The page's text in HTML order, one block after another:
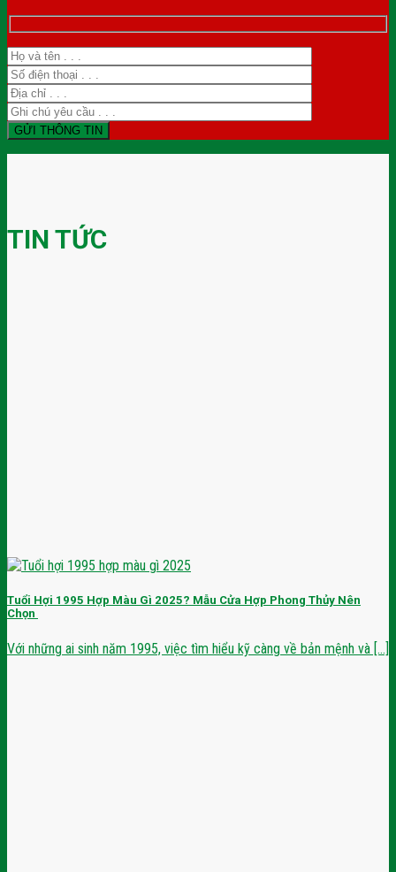
TIN TỨC
Tuổi Hợi 1995 Hợp Màu Gì 2025? Mẫu Cửa Hợp Phong Thủy Nên
Chọn
Với những ai sinh năm 1995, việc tìm hiểu kỹ càng về bản mệnh và [...]